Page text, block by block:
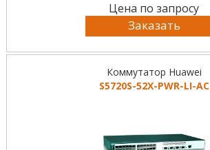
Цена по запросу
Заказать
Коммутатор Huawei
S5720S-52X-PWR-LI-AC